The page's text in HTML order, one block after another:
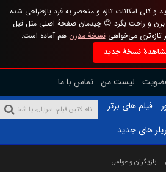
و کلی امکانات تازه و منحصر به فرد بازطراحی شده
و راحت بگرد 😊 چیدمان صفحهٔ اصلی مثل قبل
تازه‌تری می‌خواهینسخهٔ مدرن هم آماده است.
نسخهٔ جدید
لیست من تماس با ما
فیلم های برتر
های جدید
بازیگران و عوامل